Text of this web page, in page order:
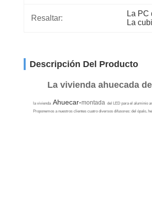
Resaltar:
La PC
La
Descripción Del Producto
La vivienda ahuecada
la vivienda Ahuecar-montada del LED para el aluminio
Proponemos a nuestros clientes cuatro diversos difusores: del ópalo,